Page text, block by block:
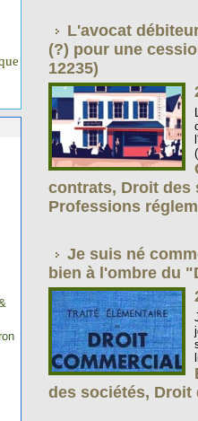
L'avocat
(?) pour une
12235)
contrats, Droit des
Professions
Je suis né
bien à l'ombre du
des sociétés, Droit